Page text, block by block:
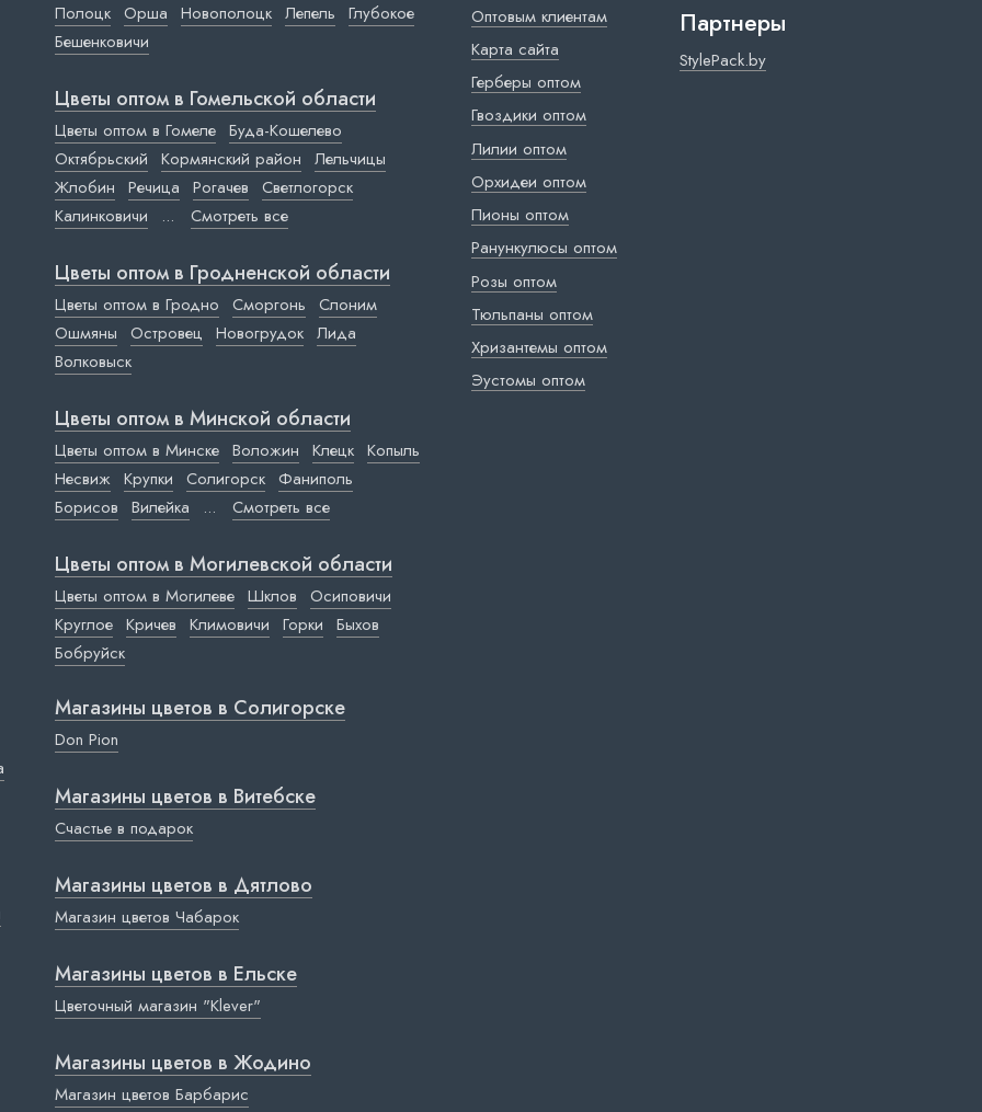
Полоцк Орша Новополоцк Лепель Глубокое
Бешенковичи
Цветы оптом в Гомельской области
Цветы оптом в Гомеле Буда-Кошелево
Октябрьский Кормянский район Лельчицы
Жлобин Речица Рогачев Светлогорск
Калинковичи
... Смотреть все
Цветы оптом в Гродненской области
Цветы оптом в Гродно Сморгонь Слоним
Ошмяны Островец Новогрудок Лида
Волковыск
Цветы оптом в Минской области
Цветы оптом в Минске Воложин Клецк Копыль
Несвиж Крупки Солигорск Фаниполь
Борисов Вилейка ... Смотреть все
Цветы оптом в Могилевской области
Цветы оптом в Могилеве Шклов Осиповичи
Круглое Кричев Климовичи Горки Быхов
Бобруйск
Магазины цветов в Cолигорске
Don Pion
Магазины цветов в Витебске
Счастье в подарок
Магазины цветов в Дятлово
Магазин цветов Чабарок
Магазины цветов в Ельске
Цветочный магазин "Klever"
Магазины цветов в Жодино
Магазин цветов Барбарис
Оптовым клиентам
Карта сайта
Герберы оптом
Гвоздики оптом
Лилии оптом
Орхидеи оптом
Пионы оптом
Ранункулюсы оптом
Розы оптом
Тюльпаны оптом
Хризантемы оптом
Эустомы оптом
Партнеры
StylePack.by